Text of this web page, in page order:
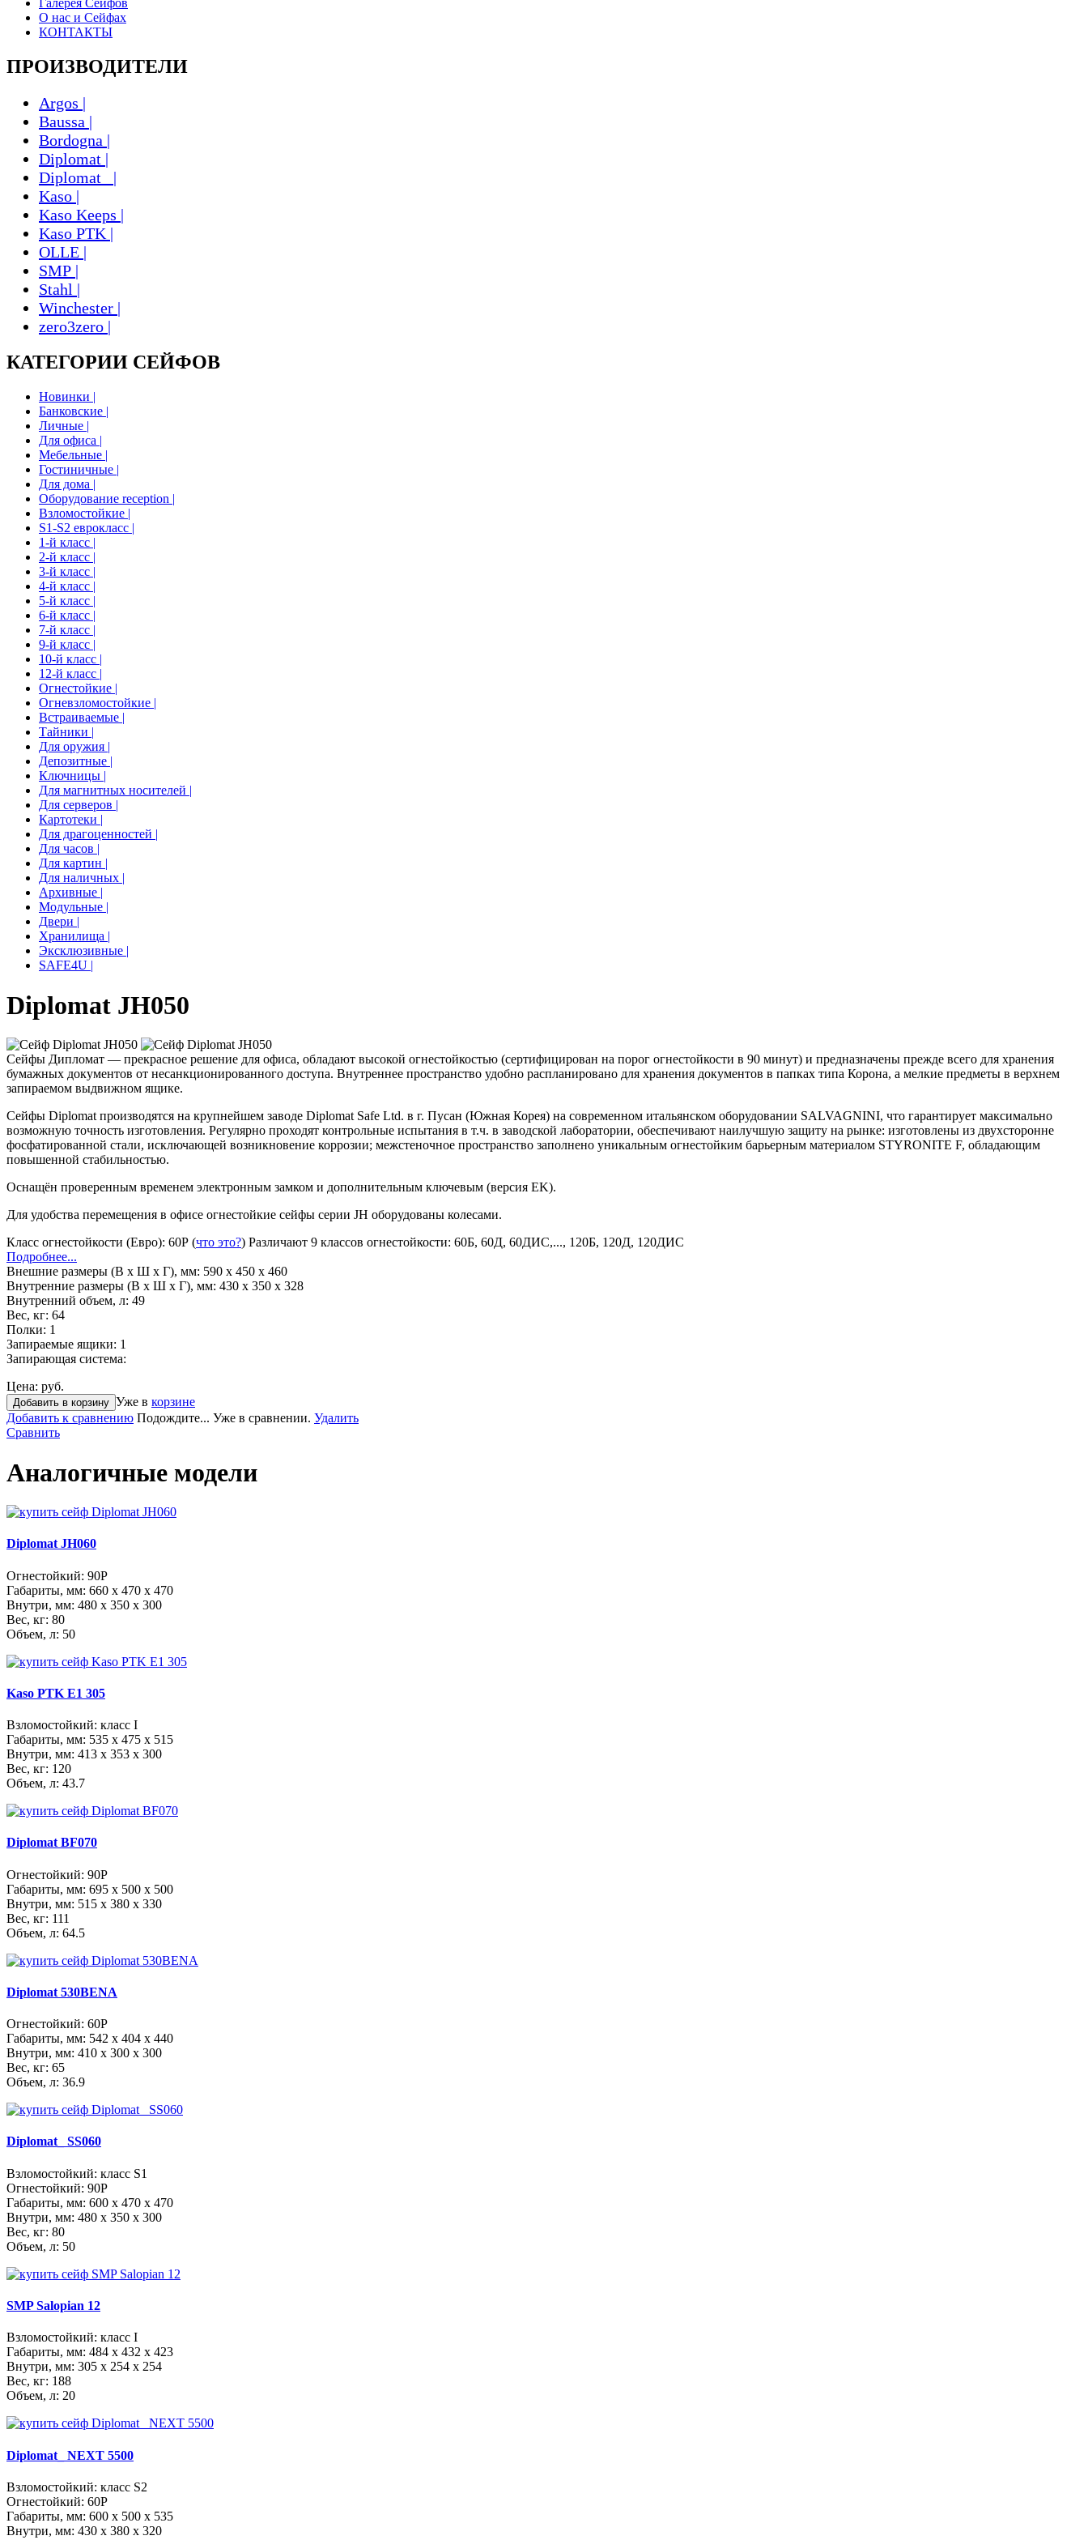
О нас и Сейфах
КОНТАКТЫ
ПРОИЗВОДИТЕЛИ
Argos |
Baussa |
Bordogna |
Diplomat |
Diplomat_ |
Kaso |
Kaso Keeps |
Kaso PTK |
OLLE |
SMP |
Stahl |
Winchester |
zero3zero |
КАТЕГОРИИ СЕЙФОВ
Новинки |
Банковские |
Личные |
Для офиса |
Мебельные |
Гостиничные |
Для дома |
Оборудование reception |
Взломостойкие |
S1-S2 еврокласс |
1-й класс |
2-й класс |
3-й класс |
4-й класс |
5-й класс |
6-й класс |
7-й класс |
9-й класс |
10-й класс |
12-й класс |
Огнестойкие |
Огневзломостойкие |
Встраиваемые |
Тайники |
Для оружия |
Депозитные |
Ключницы |
Для магнитных носителей |
Для серверов |
Картотеки |
Для драгоценностей |
Для часов |
Для картин |
Для наличных |
Архивные |
Модульные |
Двери |
Хранилища |
Эксклюзивные |
SAFE4U |
Diplomat JH050
Сейфы Дипломат — прекрасное решение для офиса, обладают высокой огнестойкостью (сертифицирован на порог огнестойкости в 90 минут) и предназначены прежде всего для хранения
бумажных документов от несанкционированного доступа. Внутреннее пространство удобно распланировано для хранения документов в папках типа Корона, а мелкие предметы в верхнем
запираемом выдвижном ящике.
Сейфы Diplomat производятся на крупнейшем заводе Diplomat Safe Ltd. в г. Пусан (Южная Корея) на современном итальянском оборудовании SALVAGNINI, что гарантирует максимально
возможную точность изготовления. Регулярно проходят контрольные испытания в т.ч. в заводской лаборатории, обеспечивают наилучшую защиту на рынке: изготовлены из двухсторонне
фосфатированной стали, исключающей возникновение коррозии; межстеночное пространство заполнено уникальным огнестойким барьерным материалом STYRONITE F, обладающим
повышенной стабильностью.
Оснащён проверенным временем электронным замком и дополнительным ключевым (версия EK).
Для удобства перемещения в офисе огнестойкие сейфы серии JH оборудованы колесами.
Класс огнестойкости (Евро): 60Р (что это?) Различают 9 классов огнестойкости: 60Б, 60Д, 60ДИС,..., 120Б, 120Д, 120ДИС
Подробнее...
Внешние размеры (В х Ш х Г), мм: 590 x 450 x 460
Внутренние размеры (В х Ш х Г), мм: 430 x 350 x 328
Внутренний объем, л: 49
Вес, кг: 64
Полки: 1
Запираемые ящики: 1
Запирающая система:
Цена: руб.
Добавить в корзину Уже в корзине
Добавить к сравнению Подождите... Уже в сравнении. Удалить
Сравнить
Аналогичные модели
Diplomat JH060
Огнестойкий: 90P
Габариты, мм: 660 x 470 x 470
Внутри, мм: 480 x 350 x 300
Вес, кг: 80
Объем, л: 50
Kaso PTK E1 305
Взломостойкий: класс I
Габариты, мм: 535 x 475 x 515
Внутри, мм: 413 x 353 x 300
Вес, кг: 120
Объем, л: 43.7
Diplomat BF070
Огнестойкий: 90P
Габариты, мм: 695 x 500 x 500
Внутри, мм: 515 x 380 x 330
Вес, кг: 111
Объем, л: 64.5
Diplomat 530BENA
Огнестойкий: 60Р
Габариты, мм: 542 x 404 x 440
Внутри, мм: 410 x 300 x 300
Вес, кг: 65
Объем, л: 36.9
Diplomat_ SS060
Взломостойкий: класс S1
Огнестойкий: 90P
Габариты, мм: 600 x 470 x 470
Внутри, мм: 480 x 350 x 300
Вес, кг: 80
Объем, л: 50
SMP Salopian 12
Взломостойкий: класс I
Габариты, мм: 484 x 432 x 423
Внутри, мм: 305 x 254 x 254
Вес, кг: 188
Объем, л: 20
Diplomat_ NEXT 5500
Взломостойкий: класс S2
Огнестойкий: 60Р
Габариты, мм: 600 x 500 x 535
Внутри, мм: 430 x 380 x 320